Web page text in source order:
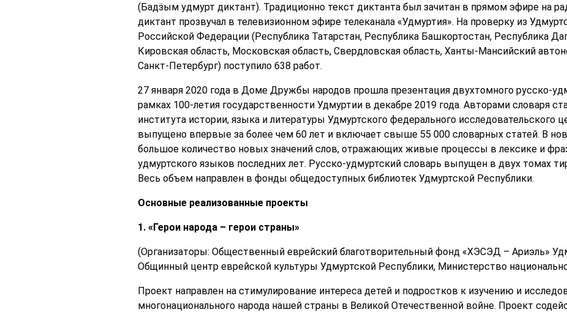
(Бадӟым удмурт диктант). Традиционно текст диктанта был зачитан в прямом эфире на
диктант прозвучал в телевизионном эфире телеканала «Удмуртия». На проверку из
Российской Федерации (Республика Татарстан, Республика Башкортостан, Республика
Кировская область, Московская область, Свердловская область, Ханты-Мансийский
Санкт-Петербург) поступило 638 работ.
27 января 2020 года в Доме Дружбы народов прошла презентация двухтомного русско-
рамках 100-летия государственности Удмуртии в декабре 2019 года. Авторами словаря
института истории, языка и литературы Удмуртского федерального исследовательского
выпущено впервые за более чем 60 лет и включает свыше 55 000 словарных статей. В
большое количество новых значений слов, отражающих живые процессы в лексике и
удмуртского языков последних лет. Русско-удмуртский словарь выпущен в двух томах
Весь объем направлен в фонды общедоступных библиотек Удмуртской Республики.
Основные реализованные проекты
1. «Герои народа – герои страны»
(Организаторы: Общественный еврейский благотворительный фонд «ХЭСЭД – Ариэль»
Общинный центр еврейской культуры Удмуртской Республики, Министерство
Проект направлен на стимулирование интереса детей и подростков к изучению и
многонационального народа нашей страны в Великой Отечественной войне. Проект